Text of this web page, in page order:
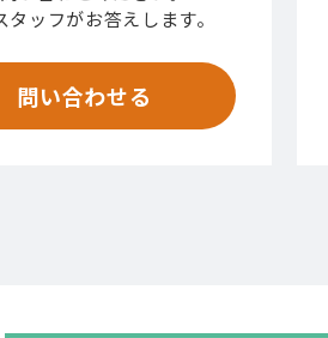
タッフがお答えします。
問い合わせる